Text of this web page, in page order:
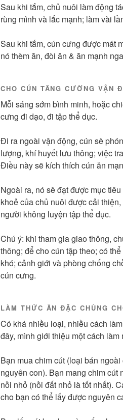
Sau khi tắm, chủ nuôi làm động
rùng mình và lắc mạnh; làm vài
Sau khi tắm, cún cưng được mát
nó thèm ăn, đòi ăn & ăn mạnh
CHO CÚN TĂNG CƯỜNG VẬN
Mỗi sáng sớm bình minh, hoặc
cưng đi dạo, đi tập thể dục.
Đi ra ngoài vận động, cún sẽ
lượng, khí huyết lưu thông; việc
Điều này sẽ kích thích cún ăn
Ngoài ra, nó sẽ đạt được mục
khoẻ của chủ nuôi được cải
người không luyện tập thể dục.
Chú ý: khi tham gia giao thông,
thông; để cho cún tập theo; có
khó; cảnh giới và phòng chống
cún cưng.
LÀM THỨC ĂN ĐẶC CHỦNG
Có khá nhiều loại, nhiều cách
đây, mình giới thiệu một cách
Bạn mua chim cút (loại bán
nguyên con). Bạn mang chim
nồi nhỏ (nồi đất nhỏ là tốt nhất).
cho bạn có thể lấy được nguyên